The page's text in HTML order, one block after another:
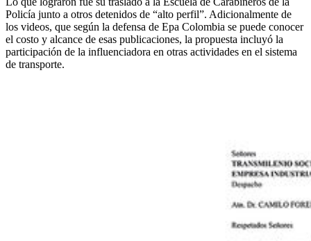
Policía junto a otros detenidos de “alto perfil”. Adicionalmente de
los videos, que según la defensa de Epa Colombia se puede conocer
el costo y alcance de esas publicaciones, la propuesta incluyó la
participación de la influenciadora en otras actividades en el sistema
de transporte.